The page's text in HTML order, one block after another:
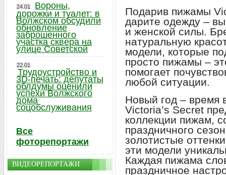
Подарив пижамы
дарите одежду –
и женской силы.
натуральную
модели, которые
просто пижамы –
помогает
любой ситуации.
Новый год – время
Victoria’s Secret
коллекции пижам,
праздничного
золотистые
эти модели
Каждая пижама
праздничное
24.01
Вороны,
дорожки и туалет: в
Волжском обсудили
обновление
заброшенного
участка сквера на
улице Советской
22.01
Трудоустройство и
3D-печать: депутаты
облдумы оценили
успехи Волжского
дома
соцобслуживания
Все
фоторепортажи
ВИДЕОРЕПОРТАЖИ